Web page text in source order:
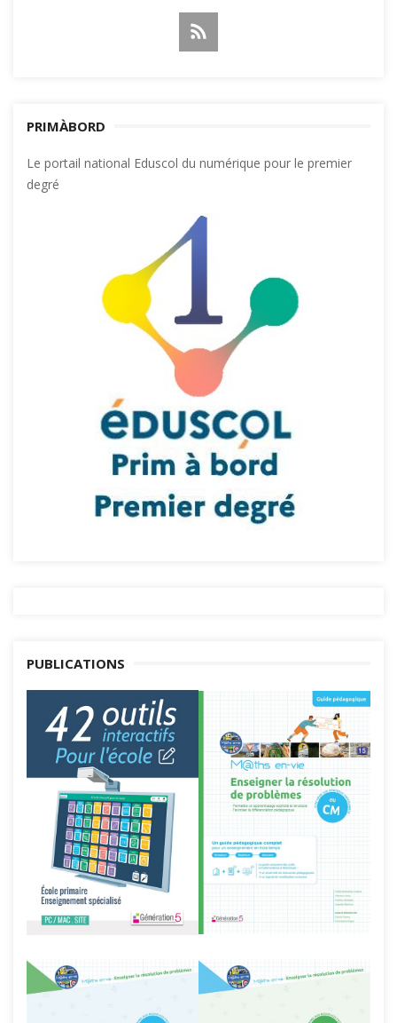
PRIMÀBORD
Le portail national Eduscol du numérique pour le premier
degré
PUBLICATIONS